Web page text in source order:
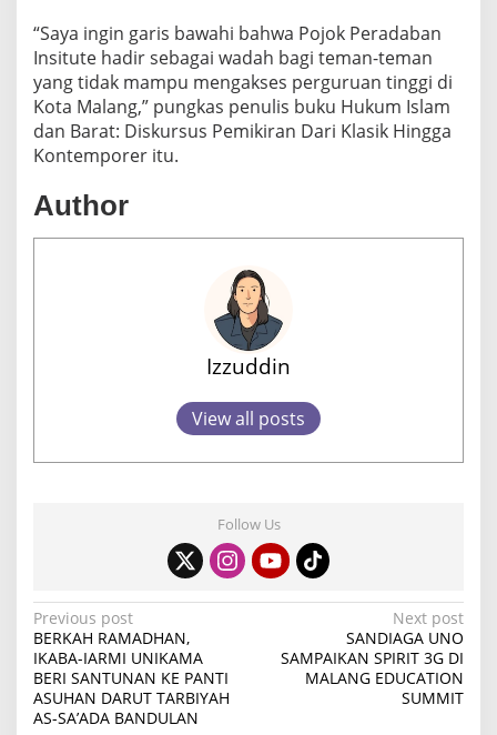
“Saya ingin garis bawahi bahwa Pojok Peradaban
Insitute hadir sebagai wadah bagi teman-teman
yang tidak mampu mengakses perguruan tinggi di
Kota Malang,” pungkas penulis buku Hukum Islam
dan Barat: Diskursus Pemikiran Dari Klasik Hingga
Kontemporer itu.
Author
Izzuddin
View all posts
Follow Us
P
o
s
t
Previous post
BERKAH RAMADHAN,
IKABA-IARMI UNIKAMA
BERI SANTUNAN KE PANTI
ASUHAN DARUT TARBIYAH
AS-SA’ADA BANDULAN
Next post
SANDIAGA UNO
SAMPAIKAN SPIRIT 3G DI
MALANG EDUCATION
SUMMIT